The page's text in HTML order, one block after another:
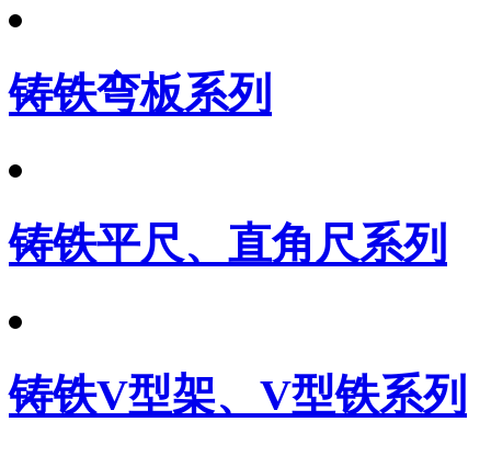
铸铁弯板系列
铸铁平尺、直角尺系列
铸铁V型架、V型铁系列